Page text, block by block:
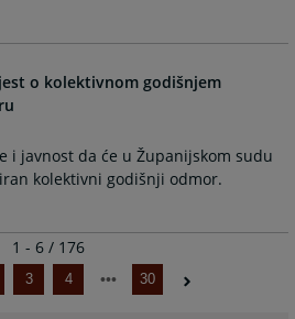
o kolektivnom godišnjem
i javnost da će u Županijskom sudu
kolektivni godišnji odmor.
1 - 6 / 176
3 4 30